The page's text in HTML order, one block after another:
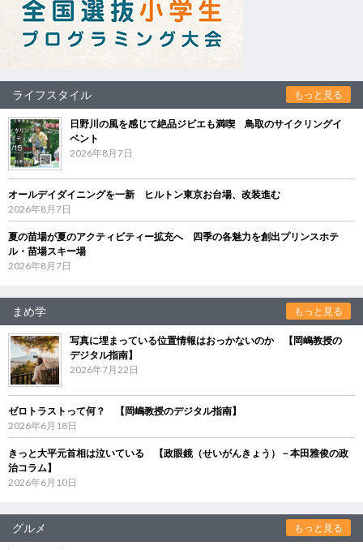
ライフスタイル もっと見る
日野川の風を感じて絶品ジビエも満喫 鳥取のサイクリングイ
ベント
2026年8月7日
オールデイダイニングを一新 ヒルトン東京お台場、改装進む
2026年8月7日
夏の苗場が夏のアクティビティー拡充へ 四季の各魅力を創出プリンスホテ
ル・苗場スキー場
2026年8月7日
まめ学 もっと見る
写真に埋まっている位置情報はおっかないのか 【岡嶋教授の
デジタル指南】
2026年7月22日
ゼロトラストって何？ 【岡嶋教授のデジタル指南】
2026年6月18日
きっと大平元首相は泣いている 【政眼鏡（せいがんきょう）－本田雅俊の政
治コラム】
2026年6月10日
グルメ もっと見る